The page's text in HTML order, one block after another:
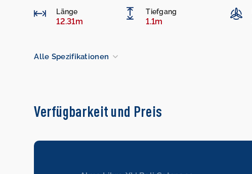
Länge
12.31m
Tiefgang
1.1m
Alle Spezifikationen
Verfügbarkeit und Preis